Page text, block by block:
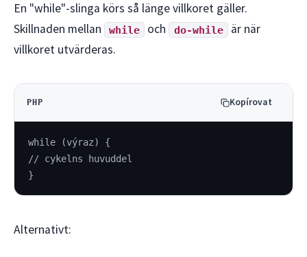
En "while"-slinga körs så länge villkoret gäller.
Skillnaden mellan
while och do-while
är när
villkoret utvärderas.
PHP Kopírovat
while (výraz) {
// cykelns huvuddel
}
Alternativt: